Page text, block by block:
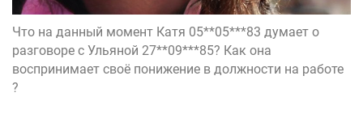
Что на данный момент Катя 05**05***83 думает о
разговоре с Ульяной 27**09***85? Как она
воспринимает своё понижение в должности на работе
?